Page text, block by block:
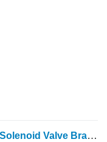
Ford 8240, 8340, 7840, 7740, 6640 Solenoid Valve Brand New F1nn7g473a F1NN7G473AB solenoidni ventil za 7840 traktora točkaša